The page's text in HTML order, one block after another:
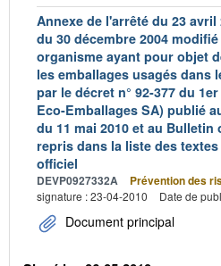
Annexe de l'arrêté du 23
du 30 décembre 2004
organisme ayant pour objet
les emballages usagés dans
par le décret n° 92-377 du
Eco-Emballages SA) publié
du 11 mai 2010 et au Bulletin
repris dans la liste des
officiel
DEVP0927332A Prévention des
signature : 23-04-2010
Date de
Document principal